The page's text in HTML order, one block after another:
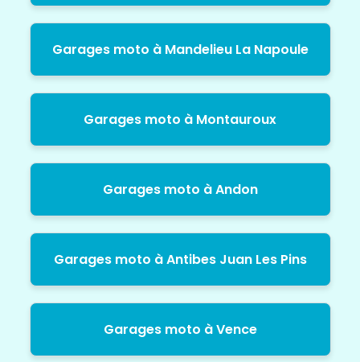
Garages moto à Mandelieu La Napoule
Garages moto à Montauroux
Garages moto à Andon
Garages moto à Antibes Juan Les Pins
Garages moto à Vence